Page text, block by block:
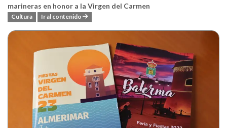
marineras en honor a la Virgen del Carmen
Cultura Ir al contenido